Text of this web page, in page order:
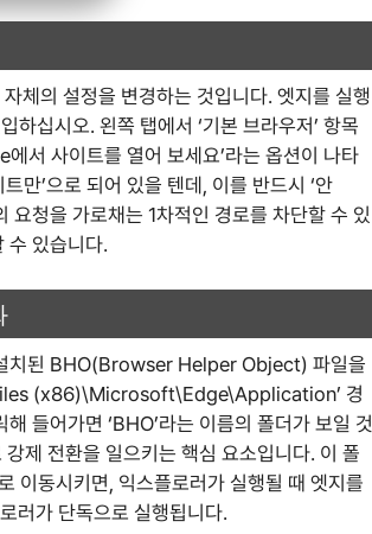
체의 설정을 변경하는 것입니다. 엣지를 실행
하십시오. 왼쪽 탭에서 ‘기본 브라우저’ 항목
사이트를 열어 보세요’라는 옵션이 나타
만’으로 되어 있을 텐데, 이를 반드시 ‘안
요청을 가로채는 1차적인 경로를 차단할 수 있
수 있습니다.
치된 BHO(Browser Helper Object) 파일을
(x86)\Microsoft\Edge\Application’ 경
들어가면 ‘BHO’라는 이름의 폴더가 보일 것
제 전환을 일으키는 핵심 요소입니다. 이 폴
이동시키면, 익스플로러가 실행될 때 엣지를
러가 단독으로 실행됩니다.